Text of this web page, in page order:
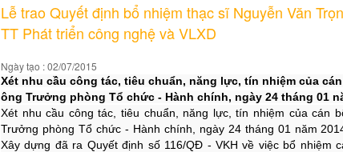
Lễ trao Quyết định bổ nhiệm thạc sĩ Nguyễn Văn
TT Phát triển công nghệ và VLXD
Ngày tạo : 02/07/2015
Xét nhu cầu công tác, tiêu chuẩn, năng lực, tín nhiệm của
ông Trưởng phòng Tổ chức - Hành chính, ngày 24 tháng 01
Xét nhu cầu công tác, tiêu chuẩn, năng lực, tín nhiệm của cán
Trưởng phòng Tổ chức - Hành chính, ngày 24 tháng 01 năm
Xây dựng đã ra Quyết định số 116/QĐ - VKH về việc bổ nhiệm